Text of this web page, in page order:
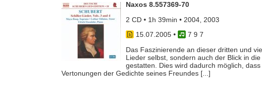
Naxos 8.557369-70
2 CD • 1h 39min • 2004, 2003
15.07.2005•
7 9 7
Das Faszinierende an dieser dritten und
Lieder selbst, sondern auch der Blick in
gestatten. Dies wird dadurch möglich,
Vertonungen der Gedichte seines Freundes [...]